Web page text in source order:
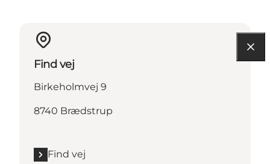
Find vej
Birkeholmvej 9
8740 Brædstrup
Find vej